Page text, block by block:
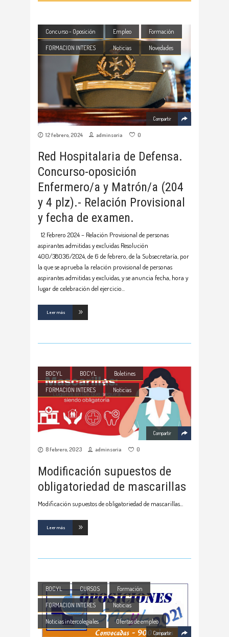
Concurso - Oposición Empleo Formación
FORMACION INTERES Noticias Novedades
Compartir
12 febrero, 2024 adminsoria 0
Red Hospitalaria de Defensa.
Concurso-oposición
Enfermero/a y Matrón/a (204
y 4 plz).- Relación Provisional
y fecha de examen.
12 Febrero 2024 – Relación Provisional de personas
aspirantes admitidas y excluidas Resolución
400/38036/2024, de 6 de febrero, de la Subsecretaría, por
la que se aprueba la relación provisional de personas
aspirantes admitidas y excluidas, y se anuncia fecha, hora y
lugar de celebración del ejercicio
Leer más
BOCYL BOCYL Boletines
FORMACION INTERES Noticias
Compartir
8 febrero, 2023 adminsoria 0
Modificación supuestos de
obligatoriedad de mascarillas
Modificación supuestos de obligatoriedad de mascarillas
Leer más
BOCYL CURSOS Formación
FORMACION INTERES Noticias
Noticias intercolegiales Ofertas de empleo
Compartir